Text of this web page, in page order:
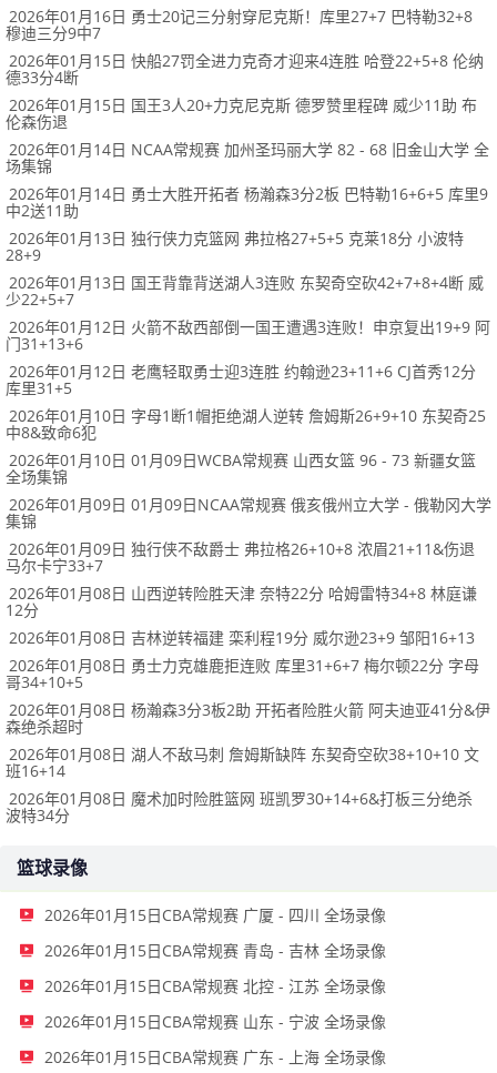
2026年01月16日 勇士20记三分射穿尼克斯！库里27+7 巴特勒32+8
穆迪三分9中7
2026年01月15日 快船27罚全进力克奇才迎来4连胜 哈登22+5+8 伦纳
德33分4断
2026年01月15日 国王3人20+力克尼克斯 德罗赞里程碑 威少11助 布
伦森伤退
2026年01月14日 NCAA常规赛 加州圣玛丽大学 82 - 68 旧金山大学 全
场集锦
2026年01月14日 勇士大胜开拓者 杨瀚森3分2板 巴特勒16+6+5 库里9
中2送11助
2026年01月13日 独行侠力克篮网 弗拉格27+5+5 克莱18分 小波特
28+9
2026年01月13日 国王背靠背送湖人3连败 东契奇空砍42+7+8+4断 威
少22+5+7
2026年01月12日 火箭不敌西部倒一国王遭遇3连败！申京复出19+9 阿
门31+13+6
2026年01月12日 老鹰轻取勇士迎3连胜 约翰逊23+11+6 CJ首秀12分
库里31+5
2026年01月10日 字母1断1帽拒绝湖人逆转 詹姆斯26+9+10 东契奇25
中8&致命6犯
2026年01月10日 01月09日WCBA常规赛 山西女篮 96 - 73 新疆女篮
全场集锦
2026年01月09日 01月09日NCAA常规赛 俄亥俄州立大学 - 俄勒冈大学
集锦
2026年01月09日 独行侠不敌爵士 弗拉格26+10+8 浓眉21+11&伤退
马尔卡宁33+7
2026年01月08日 山西逆转险胜天津 奈特22分 哈姆雷特34+8 林庭谦
12分
2026年01月08日 吉林逆转福建 栾利程19分 威尔逊23+9 邹阳16+13
2026年01月08日 勇士力克雄鹿拒连败 库里31+6+7 梅尔顿22分 字母
哥34+10+5
2026年01月08日 杨瀚森3分3板2助 开拓者险胜火箭 阿夫迪亚41分&伊
森绝杀超时
2026年01月08日 湖人不敌马刺 詹姆斯缺阵 东契奇空砍38+10+10 文
班16+14
2026年01月08日 魔术加时险胜篮网 班凯罗30+14+6&打板三分绝杀
波特34分
篮球录像
2026年01月15日CBA常规赛 广厦 - 四川 全场录像
2026年01月15日CBA常规赛 青岛 - 吉林 全场录像
2026年01月15日CBA常规赛 北控 - 江苏 全场录像
2026年01月15日CBA常规赛 山东 - 宁波 全场录像
2026年01月15日CBA常规赛 广东 - 上海 全场录像